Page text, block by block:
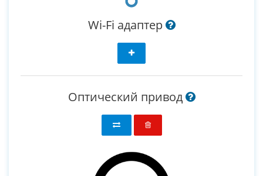
Wi-Fi адаптер
Оптический привод